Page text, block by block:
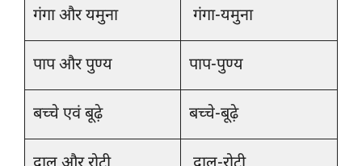
गंगा और यमुना गंगा-यमुना
पाप और पुण्य पाप-पुण्य
बच्चे एवं बूढ़े बच्चे-बूढ़े